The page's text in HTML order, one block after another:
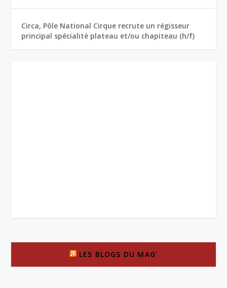
Circa, Pôle National Cirque recrute un régisseur
principal spécialité plateau et/ou chapiteau (h/f)
LES BLOGS DU MAG’